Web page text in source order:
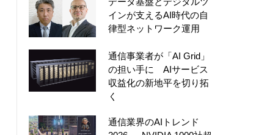
インが支えるAI時代の自
律型ネットワーク運用
通信事業者が「AI Grid」
の担い手に AIサービス
収益化の新地平を切り拓
く
通信業界のAIトレンド